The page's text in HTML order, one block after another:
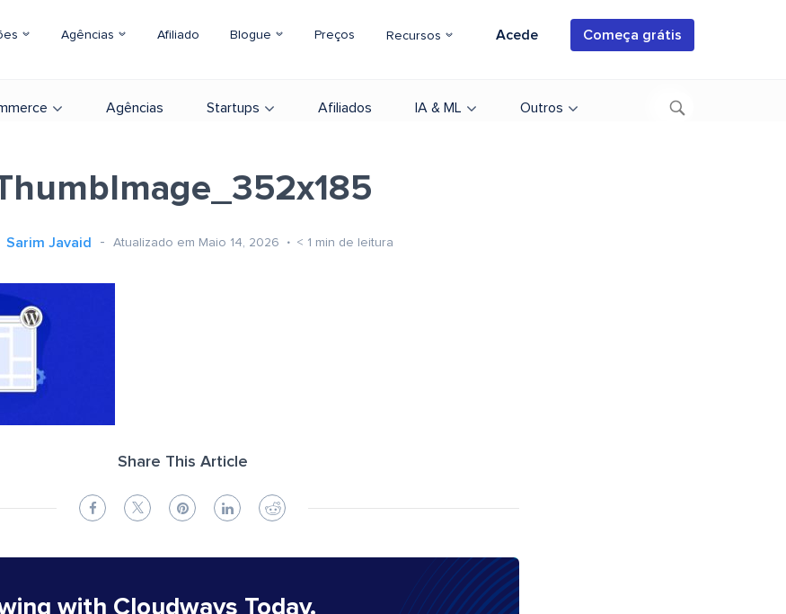
Agências Afiliado Blogue Preços Recursos Acede Começa grátis
Agências Startups Afiliados IA & ML Outros
Sarim Javaid Atualizado em Maio 14, 2026 < 1 min de leitura
Share This Article
with Cloudways Today.